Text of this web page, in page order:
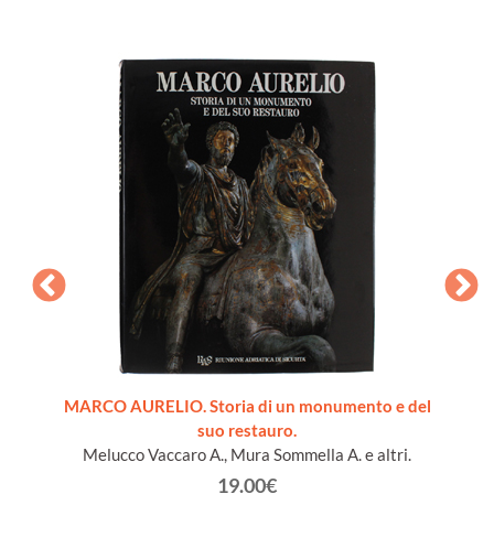
MARCO AURELIO. Storia di un monumento e del
suo restauro.
Melucco Vaccaro A., Mura Sommella A. e altri.
19.00€